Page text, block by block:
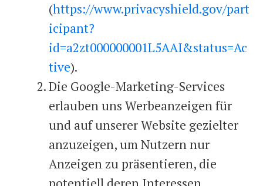
(https://www.privacyshield.gov/part
icipant?
id=a2zt000000001L5AAI&status=Ac
tive).
Die Google-Marketing-Services
erlauben uns Werbeanzeigen für
und auf unserer Website gezielter
anzuzeigen, um Nutzern nur
Anzeigen zu präsentieren, die